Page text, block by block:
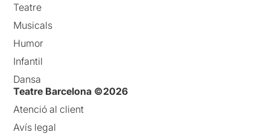
Teatre
Musicals
Humor
Infantil
Dansa
Teatre Barcelona ©2026
Atenció al client
Avís legal